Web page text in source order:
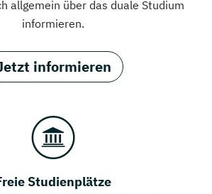
allgemein über das duale Studium
informieren.
informieren
Studienplätze